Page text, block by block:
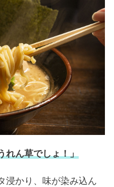
れん草でしょ！」
浸かり、味が染み込ん